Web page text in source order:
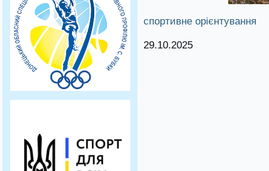
спортивне орієнтування
29.10.2025